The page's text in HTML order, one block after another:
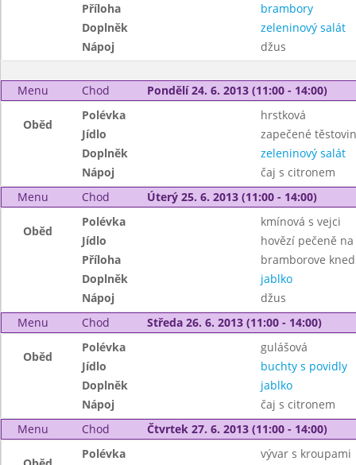
Příloha
brambory
Doplněk
zeleninový salát
Nápoj
džus
Menu Chod Pondělí 24. 6. 2013 (11:00 - 14:00)
Oběd
Polévka
hrstková
Jídlo
zapečené
Doplněk
zeleninový salát
Nápoj
čaj s citronem
Menu
Chod Úterý 25. 6. 2013 (11:00 - 14:00)
Oběd
Polévka
kmínová s vejci
Jídlo
hovězí pečeně
Příloha
bramborove
Doplněk
jablko
Nápoj
džus
Menu
Chod Středa 26. 6. 2013 (11:00 - 14:00)
Oběd
Polévka
gulášová
Jídlo
buchty s povidly
Doplněk
jablko
Nápoj
čaj s citronem
Menu
Chod Čtvrtek 27. 6. 2013 (11:00 - 14:00)
Polévka vývar s kroupami